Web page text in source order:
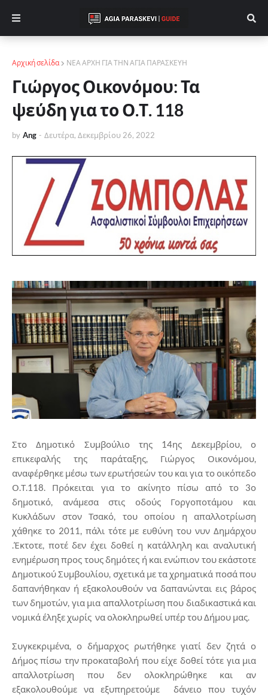
Αρχική σελίδα ΝΕΑ ΑΡΧΗ ΓΙΑ ΤΗΝ ΑΓΙΑ ΠΑΡΑΣΚΕΥΗ
Γιώργος Οικονόμου: Τα
ψεύδη για το Ο.Τ. 118
by Ang - Δευτέρα, Δεκεμβρίου 26, 2022
Στο Δημοτικό Συμβούλιο της 14ης Δεκεμβρίου, ο
επικεφαλής της παράταξης, Γιώργος Οικονόμου,
αναφέρθηκε μέσω των ερωτήσεών του και για το οικόπεδο
Ο.Τ.118. Πρόκειται για το ακίνητο πίσω από το 3ο
δημοτικό, ανάμεσα στις οδούς Γοργοποτάμου και
Κυκλάδων στον Τσακό, του οποίου η απαλλοτρίωση
χάθηκε το 2011, πάλι τότε με ευθύνη του νυν Δημάρχου
.Έκτοτε, ποτέ δεν έχει δοθεί η κατάλληλη και αναλυτική
ενημέρωση προς τους δημότες ή και ενώπιον του εκάστοτε
Δημοτικού Συμβουλίου, σχετικά με τα χρηματικά ποσά που
δαπανήθηκαν ή εξακολουθούν να δαπανώνται εις βάρος
των δημοτών, για μια απαλλοτρίωση που διαδικαστικά και
νομικά έληξε χωρίς να ολοκληρωθεί υπέρ του Δήμου μας.
Συγκεκριμένα, ο δήμαρχος ρωτήθηκε γιατί δεν ζητά ο
Δήμος πίσω την προκαταβολή που είχε δοθεί τότε για μια
απαλλοτρίωση που δεν ολοκληρώθηκε και αν
εξακολουθούμε να εξυπηρετούμε δάνειο που τυχόν